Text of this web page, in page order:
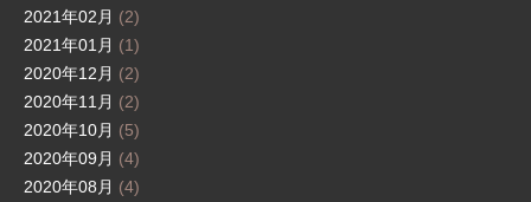
2021年02月 (2)
2021年01月 (1)
2020年12月 (2)
2020年11月 (2)
2020年10月 (5)
2020年09月 (4)
2020年08月 (4)